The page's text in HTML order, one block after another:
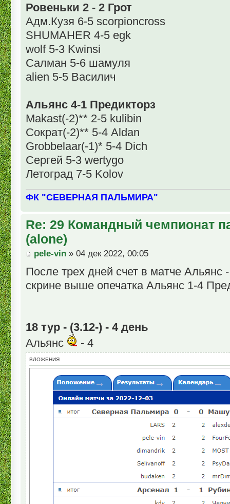
Ровеньки 2 - 2 Грот
Адм.Кузя 6-5 scorpioncross
SHUMAHER 4-5 egk
wolf 5-3 Kwinsi
Салман 5-6 шамуля
alien 5-5 Василич
Альянс 4-1 Предикторз
Makast(-2)** 2-5 kulibin
Сократ(-2)** 5-4 Aldan
Grobbelaar(-1)* 5-4 Dich
Сергей 5-3 wertygo
Летоград 7-5 Kolov
ФК "СЕВЕРНАЯ ПАЛЬМИРА"
Re: 29 Командный чемпионат
(alone)
pele-vin » 04 дек 2022, 00:05
После трех дней счет в матче Альянс
скрине выше опечатка Альянс 1-4
18 тур - (3.12-) - 4 день
Альянс
- 4
ВЛОЖЕНИЯ